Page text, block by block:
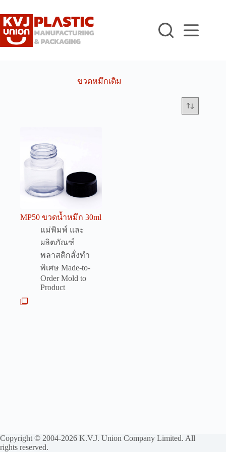
to
content
ขวดหมึกเติม
MP50 ขวดน้ำหมึก 30ml
แม่พิมพ์ และ
ผลิตภัณฑ์
พลาสติกสั่งทำ
พิเศษ Made-to-
Order Mold to
Product
Copyright © 2004-2026 K.V.J. Union Company Limited. All
rights reserved.